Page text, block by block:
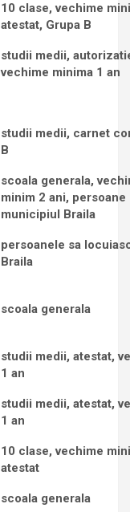
10 clase, vechime
atestat, Grupa B
studii medii,
vechime minima 1 an
studii medii, carnet
B
scoala generala,
minim 2 ani,
municipiul Braila
persoanele sa
Braila
scoala generala
studii medii, atestat,
1 an
studii medii, atestat,
1 an
10 clase, vechime
atestat
scoala generala